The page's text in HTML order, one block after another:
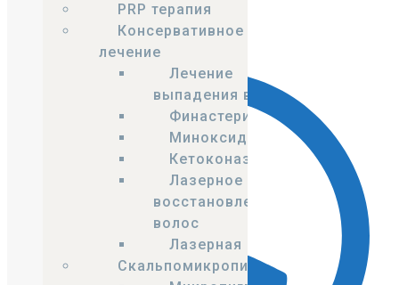
PRP терапия
Консервативное
лечение
Лечение
выпадения волос
Финастерид
Миноксидил
Кетоконазол
Лазерное
восстановление
волос
Лазерная кепка
Cкальпомикропигментация